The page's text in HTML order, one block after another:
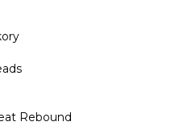
Rebound